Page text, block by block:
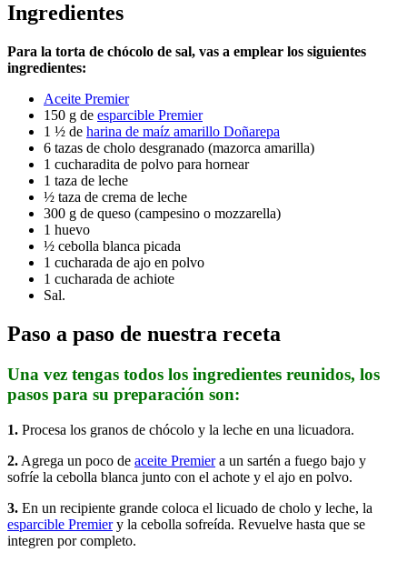
Ingredientes
Para la torta de chócolo de sal, vas a emplear los siguientes
ingredientes:
Aceite Premier
150 g de esparcible Premier
1 ½ de harina de maíz amarillo Doñarepa
6 tazas de cholo desgranado (mazorca amarilla)
1 cucharadita de polvo para hornear
1 taza de leche
½ taza de crema de leche
300 g de queso (campesino o mozzarella)
1 huevo
½ cebolla blanca picada
1 cucharada de ajo en polvo
1 cucharada de achiote
Sal.
Paso a paso de nuestra receta
Una vez tengas todos los ingredientes reunidos, los
pasos para su preparación son:
1. Procesa los granos de chócolo y la leche en una licuadora.
2. Agrega un poco de aceite Premiera un sartén a fuego bajo y
sofríe la cebolla blanca junto con el achote y el ajo en polvo.
3. En un recipiente grande coloca el licuado de cholo y leche, la
esparcible Premiery la cebolla sofreída. Revuelve hasta que se
integren por completo.